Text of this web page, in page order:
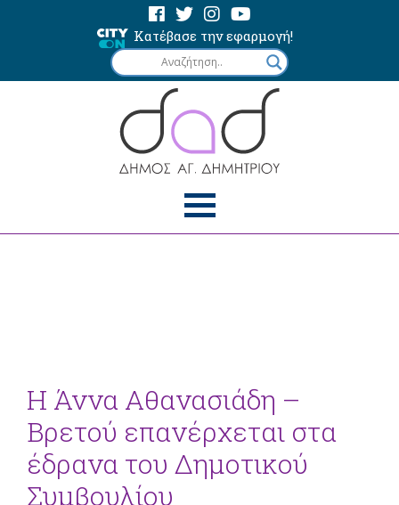
Κατέβασε την εφαρμογή!
Η Άννα Αθανασιάδη –
Βρετού επανέρχεται στα
έδρανα του Δημοτικού
Συμβουλίου